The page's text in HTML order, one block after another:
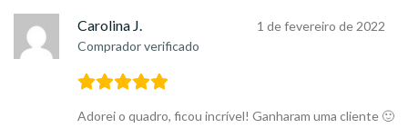
Carolina J.
Comprador verificado
1 de fevereiro de 2022
Adorei o quadro, ficou incrível! Ganharam uma cliente 🙂